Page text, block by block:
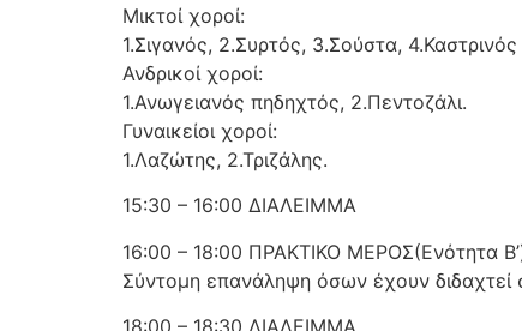
Μικτοί χοροί:
1.Σιγανός, 2.Συρτός, 3.Σούστα,
Ανδρικοί χοροί:
1.Ανωγειανός πηδηχτός, 2.Πεντοζάλι.
Γυναικείοι χοροί:
1.Λαζώτης, 2.Τριζάλης.
15:30 – 16:00 ΔΙΑΛΕΙΜΜΑ
16:00 – 18:00 ΠΡΑΚΤΙΚΟ ΜΕΡΟΣ(Ενότητα
Σύντομη επανάληψη όσων έχουν διδαχτεί
18:00 – 18:30 ΔΙΑΛΕΙΜΜΑ